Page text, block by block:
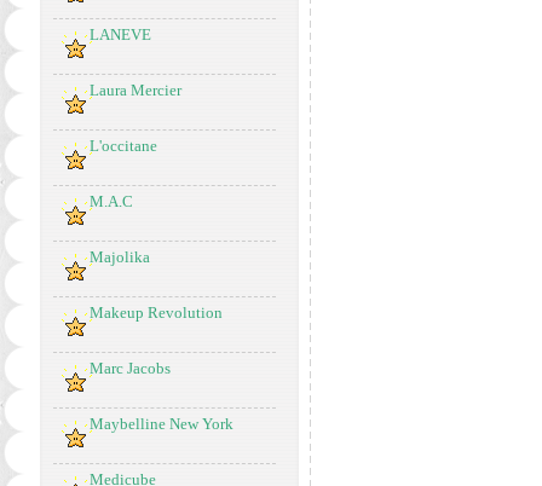
LANEVE
Laura Mercier
L'occitane
M.A.C
Majolika
Makeup Revolution
Marc Jacobs
Maybelline New York
Medicube